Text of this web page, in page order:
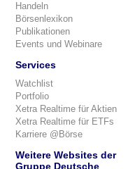
Handeln
Börsenlexikon
Publikationen
Events und Webinare
Services
Watchlist
Portfolio
Xetra Realtime für Aktien
Xetra Realtime für ETFs
Karriere @Börse
Weitere Websites der
Gruppe Deutsche